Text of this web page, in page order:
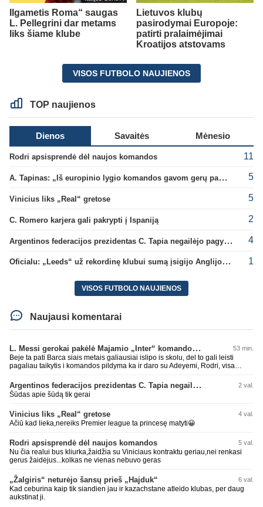
Ilgametis Roma“ saugas
L. Pellegrini dar metams
liks šiame klube
Lietuvos klubų
pasirodymai Europoje:
patirti pralaimėjimai
Kroatijos atstovams
VISOS FUTBOLO NAUJIENOS
TOP naujienos
Dienos Savaitės Mėnesio
Rodri apsisprendė dėl naujos komandos 11
A. Tapinas: „Iš europinio lygio komandos gavom gerų pamokų“ 5
Vinicius liks „Real“ gretose 5
C. Romero karjera gali pakrypti į Ispaniją 2
Argentinos federacijos prezidentas C. Tapia negailėjo pagyrų G. Infantino 4
Oficialu: „Leeds“ už rekordinę klubui sumą įsigijo Anglijos rinktinės vartininką 1
VISOS FUTBOLO NAUJIENOS
Naujausi komentarai
L. Messi gerokai pakėlė Majamio „Inter“ komandos vertę 53 min.
Beje ta pati Barca siais metais galiausiai islipo is skolu, del to gali leisti
pagaliau taikytis i komandos pildyma ka ir daro su Adeyemi, Rodri, visa
Argentinos federacijos prezidentas C. Tapia negailėjo pagyrų G. Infantino 2 val.
Šūdas apie šūdą tik gerai
Vinicius liks „Real“ gretose 4 val.
Ačiū kad lieka,nereiks Premier league ta princesę matyti😀
Rodri apsisprendė dėl naujos komandos 5 val.
Nu čia realui bus kliurka,žaidžia su Viniciaus kontraktu geriau,nei renkasi
gerus žaidėjus...kolkas ne vienas nebuvo geras
„Žalgiris“ neturėjo šansų prieš „Hajduk“ 6 val.
Kad ceburina kaip tik siandien jau ir kazachstane atleido klubas, per daug
aukstinat ji.